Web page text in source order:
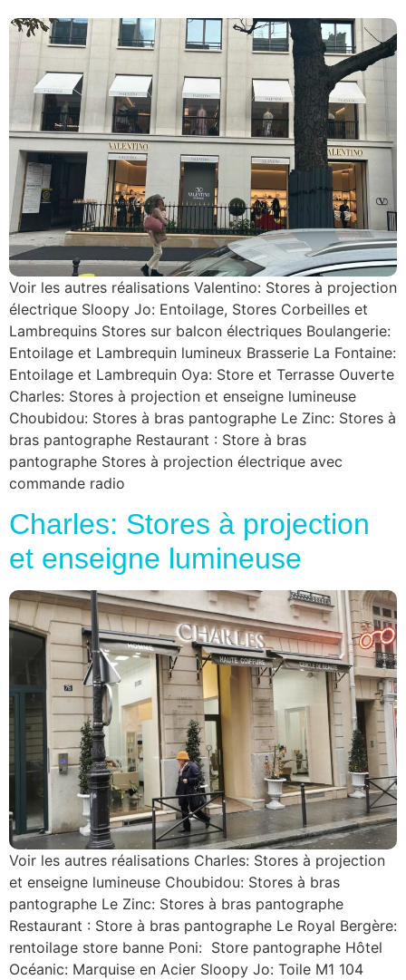
Voir les autres réalisations Valentino: Stores à projection
électrique Sloopy Jo: Entoilage, Stores Corbeilles et
Lambrequins Stores sur balcon électriques Boulangerie:
Entoilage et Lambrequin lumineux Brasserie La Fontaine:
Entoilage et Lambrequin Oya: Store et Terrasse Ouverte
Charles: Stores à projection et enseigne lumineuse
Choubidou: Stores à bras pantographe Le Zinc: Stores à
bras pantographe Restaurant : Store à bras
pantographe Stores à projection électrique avec
commande radio
Charles: Stores à projection
et enseigne lumineuse
Voir les autres réalisations Charles: Stores à projection
et enseigne lumineuse Choubidou: Stores à bras
pantographe Le Zinc: Stores à bras pantographe
Restaurant : Store à bras pantographe Le Royal Bergère:
rentoilage store banne Poni: Store pantographe Hôtel
Océanic: Marquise en Acier Sloopy Jo: Toile M1 104